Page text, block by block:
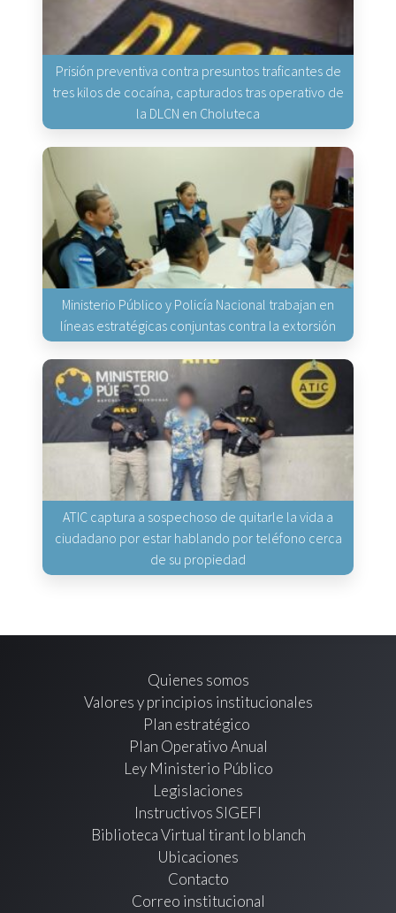
Prisión preventiva contra presuntos traficantes de
tres kilos de cocaína, capturados tras operativo de
la DLCN en Choluteca
Ministerio Público y Policía Nacional trabajan en
líneas estratégicas conjuntas contra la extorsión
ATIC captura a sospechoso de quitarle la vida a
ciudadano por estar hablando por teléfono cerca
de su propiedad
Quienes somos
Valores y principios institucionales
Plan estratégico
Plan Operativo Anual
Ley Ministerio Público
Legislaciones
Instructivos SIGEFI
Biblioteca Virtual tirant lo blanch
Ubicaciones
Contacto
Correo institucional